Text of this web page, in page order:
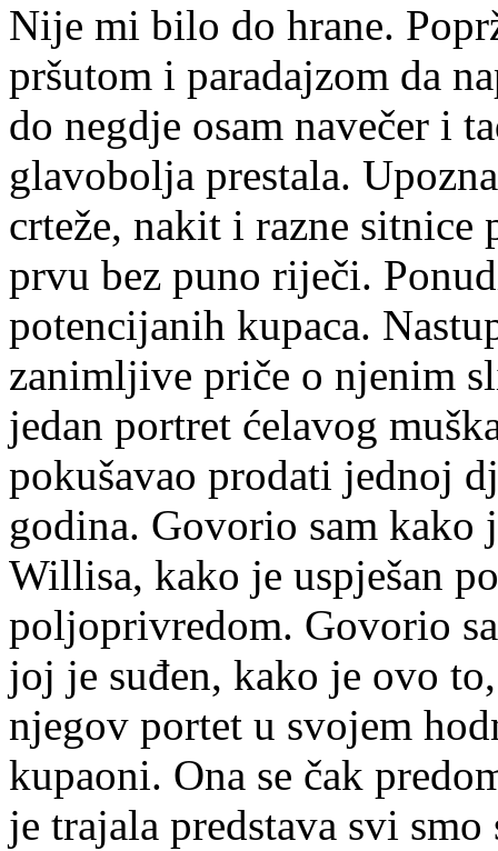
Nije mi bilo do hrane.
pršutom i paradajzom da
do negdje osam navečer i
glavobolja prestala.
crteže, nakit i razne
prvu bez puno riječi.
potencijanih kupaca.
zanimljive priče o njenim
jedan portret ćelavog
pokušavao prodati jednoj
godina. Govorio sam kako
Willisa, kako je uspješan
poljoprivredom. Govorio
joj je suđen, kako je ovo
njegov portet u svojem
kupaoni. Ona se čak
je trajala predstava svi